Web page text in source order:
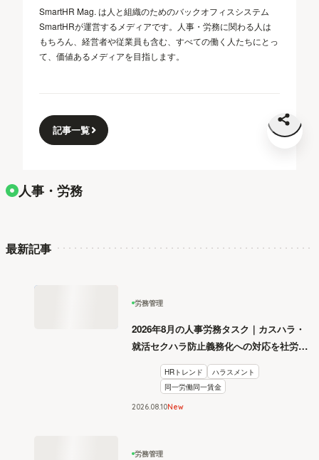
SmartHR Mag. は人と組織のためのバックオフィスシステム
SmartHRが運営するメディアです。人事・労務に関わる人は
もちろん、経営者や従業員も含む、すべての働く人たちにとっ
て、価値あるメディアを目指します。
記事一覧
人事・労務
最新記事
労務管理
2026年8月の人事労務タスク｜カスハラ・
就活セクハラ防止義務化への対応を社労士
HRトレンド
ハラスメント
同一労働同一賃金
2026.0810New
労務管理